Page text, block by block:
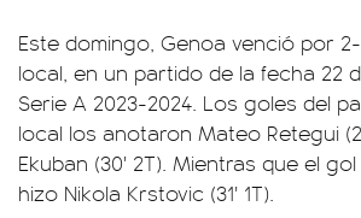
Este domingo, Genoa venció por
local, en un partido de la fecha 22
Serie A 2023-2024. Los goles del
local los anotaron Mateo Retegui
Ekuban (30' 2T). Mientras que el
hizo Nikola Krstovic (31' 1T).